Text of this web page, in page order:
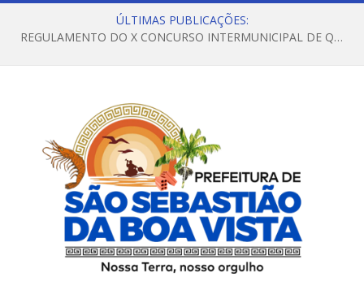
ÚLTIMAS PUBLICAÇÕES:
REGULAMENTO DO X CONCURSO INTERMUNICIPAL DE QUADRILHAS JUNINAS – 2026 – ARRAIÁ DA VENEZA